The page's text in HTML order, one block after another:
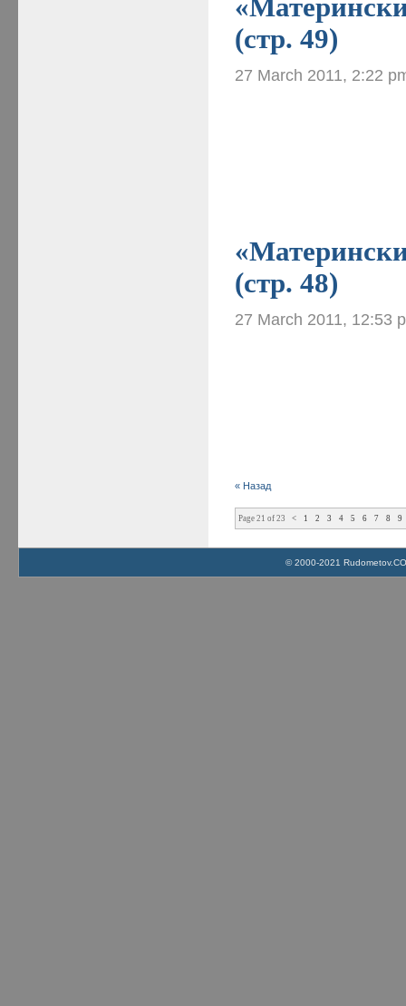
(стр. 49)
27 March 2011, 2:22
(стр. 48)
27 March 2011, 12:53
« Назад
Page 21 of 23 < 1 2 3 4 5 6 7 8 9
© 2000-2021